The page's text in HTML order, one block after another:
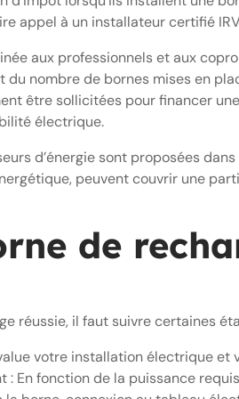
appel à un installateur certifié
aux professionnels et aux
nombre de bornes mises en
être sollicitées pour financer
électrique.
d’énergie sont proposées
peuvent couvrir une
de
réussie, il faut suivre certaines
votre installation électrique et
: En fonction de la puissance